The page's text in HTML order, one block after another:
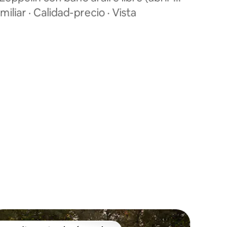
· Calidad-precio · Vista